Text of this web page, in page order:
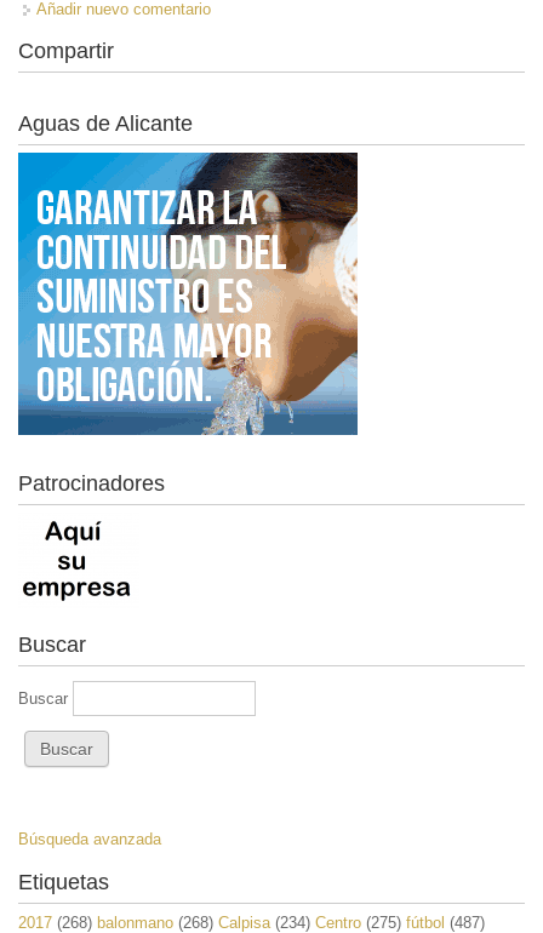
Añadir nuevo comentario
Compartir
Aguas de Alicante
Patrocinadores
Buscar
Buscar
Búsqueda avanzada
Etiquetas
2017 (268) balonmano (268) Calpisa (234) Centro (275) fútbol (487)